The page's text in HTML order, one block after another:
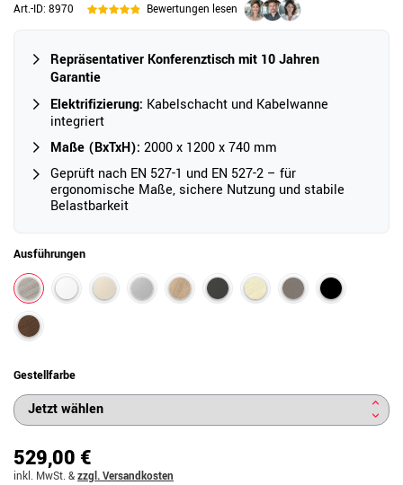
Art.-ID: 8970 Bewertungen lesen
Repräsentativer Konferenztisch mit 10 Jahren
Garantie
Elektrifizierung: Kabelschacht und Kabelwanne
integriert
Maße (BxTxH): 2000 x 1200 x 740 mm
Geprüft nach EN 527-1 und EN 527-2 – für
ergonomische Maße, sichere Nutzung und stabile
Belastbarkeit
Ausführungen
Gestellfarbe
529,00 €
inkl. MwSt. &zzgl. Versandkosten